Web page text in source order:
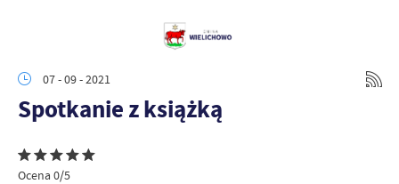
07 - 09 - 2021
Spotkanie z książką
Ocena 0/5